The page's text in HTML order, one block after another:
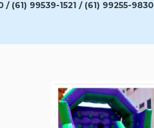
/ (61) 99539-1521 / (61) 99255-9830